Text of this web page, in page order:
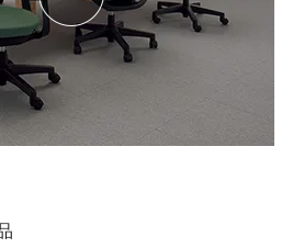
ニケーション ファイル